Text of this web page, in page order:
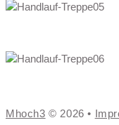
Mhoch3 © 2026 •